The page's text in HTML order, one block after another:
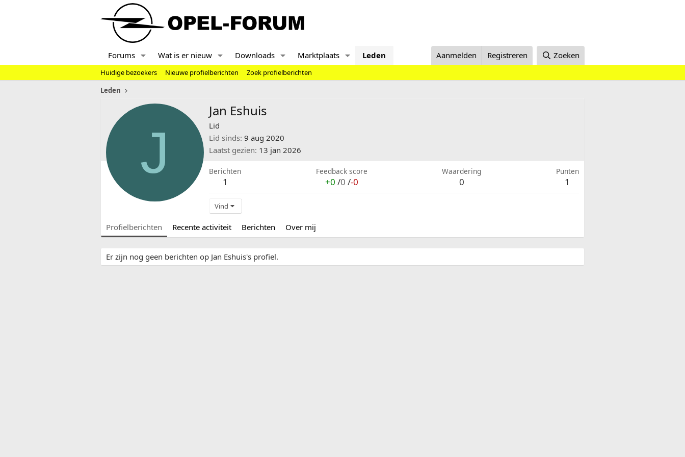
Forums Wat is er nieuw Downloads Marktplaats Leden Aanmelden Registreren Zoeken
Huidige bezoekers Nieuwe profielberichten
Zoek profielberichten
Leden
J
Jan Eshuis
Lid
Lid sinds 9 aug 2020
Laatst gezien 13 jan 2026
Berichten
1
Feedback score
+0 /0 /-0
Waardering
0
Punten
1
Vind
Profielberichten Recente activiteit Berichten Over mij
Er zijn nog geen berichten op Jan Eshuis's profiel.